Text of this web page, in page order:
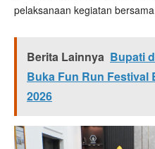
pelaksanaan kegiatan
Berita Lainnya Bupati
Buka Fun Run Festival
2026